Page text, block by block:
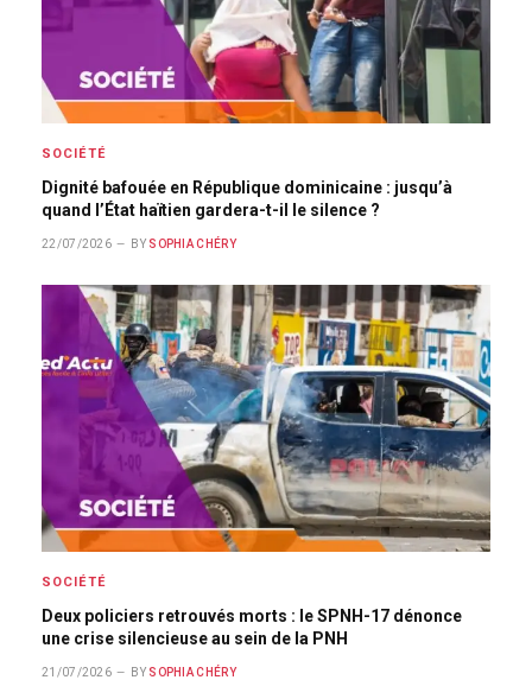
SOCIÉTÉ
Dignité bafouée en République dominicaine : jusqu’à
quand l’État haïtien gardera-t-il le silence ?
22/07/2026 BY SOPHIA CHÉRY
SOCIÉTÉ
Deux policiers retrouvés morts : le SPNH-17 dénonce
une crise silencieuse au sein de la PNH
21/07/2026 BY SOPHIA CHÉRY